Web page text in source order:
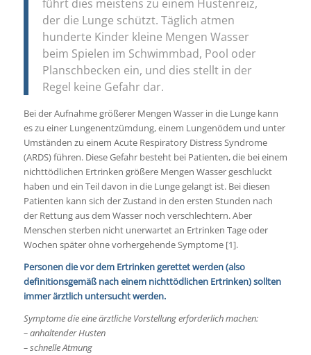
führt dies meistens zu einem Hustenreiz,
der die Lunge schützt. Täglich atmen
hunderte Kinder kleine Mengen Wasser
beim Spielen im Schwimmbad, Pool oder
Planschbecken ein, und dies stellt in der
Regel keine Gefahr dar.
Bei der Aufnahme größerer Mengen Wasser in die Lunge kann
es zu einer Lungenentzümdung, einem Lungenödem und unter
Umständen zu einem Acute Respiratory Distress Syndrome
(ARDS) führen. Diese Gefahr besteht bei Patienten, die bei einem
nichttödlichen Ertrinken größere Mengen Wasser geschluckt
haben und ein Teil davon in die Lunge gelangt ist. Bei diesen
Patienten kann sich der Zustand in den ersten Stunden nach
der Rettung aus dem Wasser noch verschlechtern. Aber
Menschen sterben nicht unerwartet an Ertrinken Tage oder
Wochen später ohne vorhergehende Symptome [1].
Personen die vor dem Ertrinken gerettet werden (also
definitionsgemäß nach einem nichttödlichen Ertrinken) sollten
immer ärztlich untersucht werden.
Symptome die eine ärztliche Vorstellung erforderlich machen:
– anhaltender Husten
– schnelle Atmung